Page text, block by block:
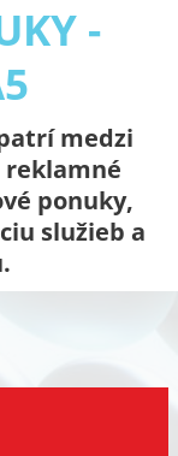
-
medzi
reklamné
ponuky,
služieb a